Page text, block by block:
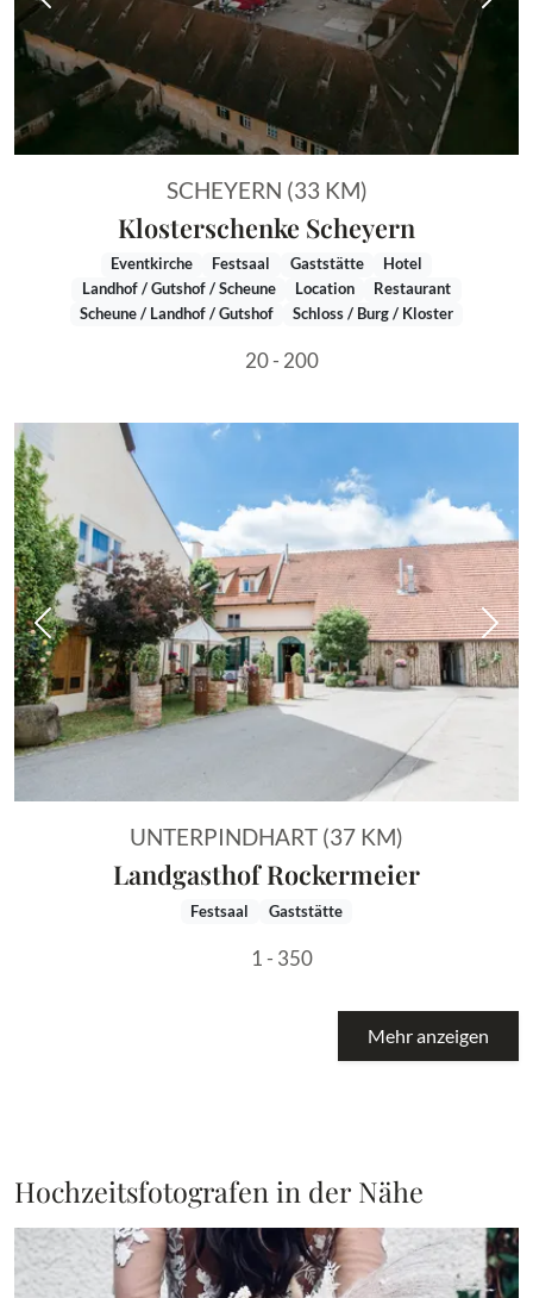
Vorheriges Bild
SCHEYERN (33 KM)
Klosterschenke Scheyern
Eventkirche Festsaal Gaststätte
Hotel
Landhof / Gutshof / Scheune
Location
Restaurant
Scheune / Landhof / Gutshof
Schloss / Burg / Kloster
20 - 200
Vorheriges Bild
UNTERPINDHART (37 KM)
Landgasthof Rockermeier
Festsaal Gaststätte
1 - 350
Mehr anzeigen
Hochzeitsfotografen in der Nähe